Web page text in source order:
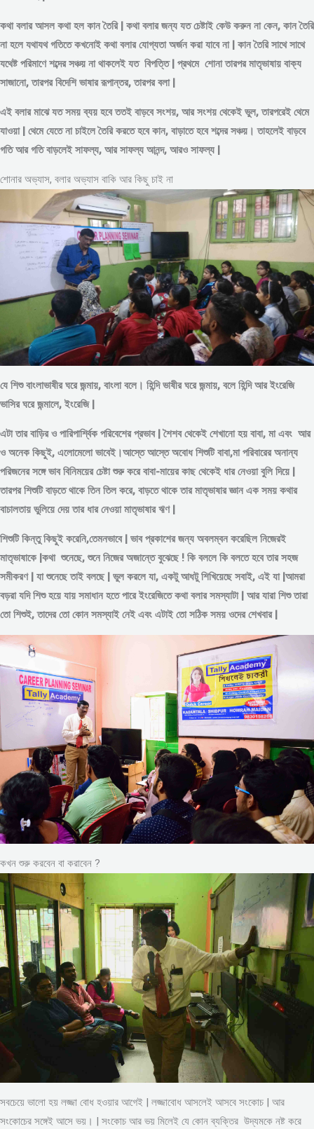
কথা বলার আসল কথা হল কান তৈরি | কথা বলার জন্য যত চেষ্টাই কেউ করুন না কেন, কান তৈরি
না হলে যথাযথ গতিতে কখনোই কথা বলার যোগ্যতা অর্জন করা যাবে না | কান তৈরি সাথে সাথে
যথেষ্ট পরিমাণেশব্দেরসঞ্চয় না থাকলেই যত বিপত্তি | প্রথমে শোনা তারপর মাতৃভাষায় বাক্য
সাজানো, তারপর বিদেশি ভাষার রূপান্তর, তারপর বলা |
এই বলার মাঝে যত সময় ব্যয় হবে ততই বাড়বে সংশয়, আর সংশয় থেকেই ভুল, তারপরেই থেমে
যাওয়া | থেমে যেতে না চাইলে তৈরি করতে হবে কান, বাড়াতে হবে শব্দের সঞ্চয়। তাহলেই বাড়বে
গতি আর গতি বাড়লেই সাফল্য, আর সাফল্য আনন্দ, আরও সাফল্য |
শোনার অভ্যাস, বলার অভ্যাস বাকি আর কিছু চাই না
যে শিশু বাংলাভাষীর ঘরে জন্মায়, বাংলা বলে। হিন্দি ভাষীর ঘরে জন্মায়, বলে হিন্দি আর ইংরেজি
ভাসির ঘরে জন্মালে, ইংরেজি |
এটা তার বাড়ির ও পারিপার্শ্বিক পরিবেশের প্রভাব | শৈশব থেকেই শেখানো হয় বাবা, মা এবং আর
ও অনেক কিছুই, এলোমেলো ভাবেই।আস্তে আস্তে অবোধ শিশুটি বাবা,মা পরিবারের অনান্য
পরিজনের সঙ্গে ভাব বিনিময়ের চেষ্টা শুরু করে বাবা-মায়ের কাছ থেকেই ধার নেওয়া বুলি দিয়ে |
তারপর শিশুটি বাড়তে থাকে তিন তিল করে, বাড়তে থাকে তার মাতৃভাষার জ্ঞান এক সময় কথার
বাচালতায় ভুলিয়ে দেয় তার ধার নেওয়া মাতৃভাষার ঋণ |
শিশুটি কিন্তু কিছুই করেনি,তেমনভাবে | ভাব প্রকাশের জন্য অবলম্বন করেছিল নিজেরই
মাতৃভাষাকে |কথা শুনেছে, শুনে নিজের অজান্তে বুঝেছে ! কি বললে কি বলতে হবে তার সহজ
সমীকরণ | যা শুনেছে তাই বলছে | ভুল করলে যা, একটু আধটু শিখিয়েছে সবাই, এই যা |আমরা
বড়রা যদি শিশু হয়ে যায় সমাধান হতে পারে ইংরেজিতে কথা বলার সমস্যাটা | আর যারা শিশু তারা
তো শিশুই, তাদের তো কোন সমস্যাই নেই এবং এটাই তো সঠিক সময় ওদের শেখবার |
কখন শুরু করবেন বা করাবেন ?
সবচেয়ে ভালো হয় লজ্জা বোধ হওয়ার আগেই | লজ্জাবোধ আসলেই আসবে সংকোচ | আর
সংকোচের সঙ্গেই আসে ভয়। | সংকোচ আর ভয় মিলেই যে কোন ব্যক্তির উদ্যমকে নষ্ট করে